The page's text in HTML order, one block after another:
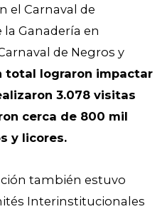
el Carnaval de
la Ganadería en
de Negros y
total lograron impactar
3.078 visitas
cerca de 800 mil
y licores.
también estuvo
Interinstitucionales